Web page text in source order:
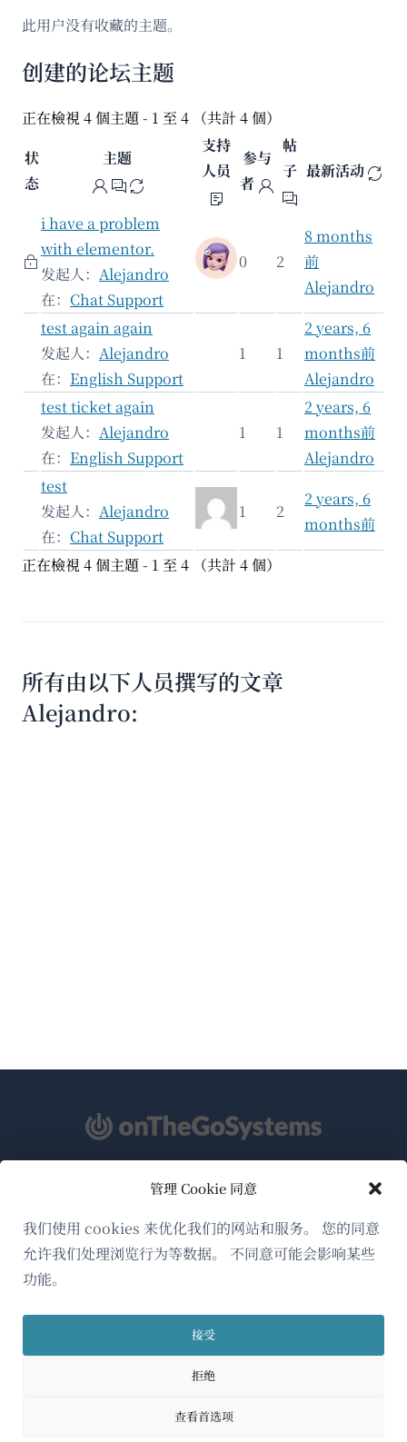
管理 Cookie 同意
我们使用 cookies 来优化我们的网站和服务。 您的同意
允许我们处理浏览行为等数据。 不同意可能会影响某些
功能。
接受
拒绝
查看首选项
此用户没有收藏的主题。
创建的论坛主题
正在檢視 4 個主題 - 1 至 4 （共計 4 個）
状
态
主题
支持
人员
参与
者
帖
子 最新活动
i have a problem
with elementor.
发起人： Alejandro
在： Chat Support
0 2
8 months
前
Alejandro
test again again
发起人： Alejandro
在： English Support
1 1
2 years, 6
months前
Alejandro
test ticket again
发起人： Alejandro
在： English Support
1 1
2 years, 6
months前
Alejandro
test
发起人： Alejandro
在： Chat Support
1 2
2 years, 6
months前
正在檢視 4 個主題 - 1 至 4 （共計 4 個）
所有由以下人员撰写的文章
Alejandro:
OnTheGoSystems Limited
简体中文
关于WPML
GDPR与隐私政策
加入我们的团队（在
中
新
口
打
开）
新
窗
口
中
打
开）
新
口